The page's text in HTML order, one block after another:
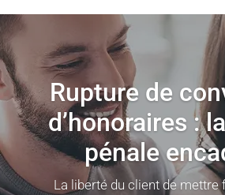
Rupture de
d’honoraires :
pénale
La liberté du client de mettre